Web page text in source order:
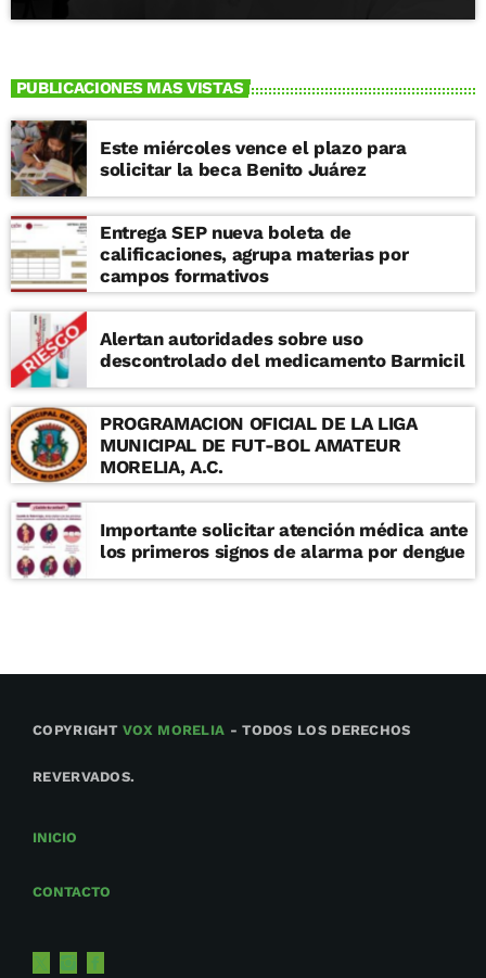
PUBLICACIONES MAS VISTAS
Este miércoles vence el plazo para
solicitar la beca Benito Juárez
Entrega SEP nueva boleta de
calificaciones, agrupa materias por
campos formativos
Alertan autoridades sobre uso
descontrolado del medicamento Barmicil
PROGRAMACION OFICIAL DE LA LIGA
MUNICIPAL DE FUT-BOL AMATEUR
MORELIA, A.C.
Importante solicitar atención médica ante
los primeros signos de alarma por dengue
COPYRIGHTVOX MORELIA - TODOS LOS DERECHOS
REVERVADOS.
INICIO
CONTACTO